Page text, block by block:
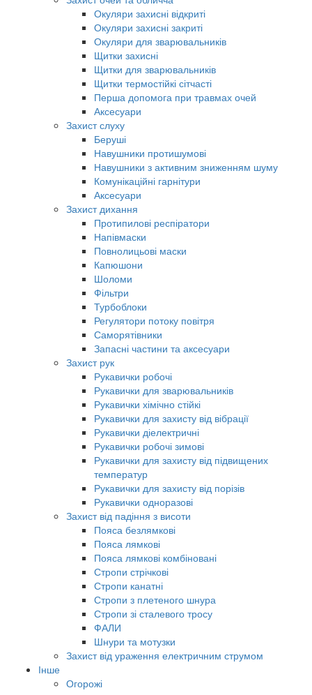
Окуляри захисні відкриті
Окуляри захисні закриті
Окуляри для зварювальників
Щитки захисні
Щитки для зварювальників
Щитки термостійкі сітчасті
Перша допомога при травмах очей
Аксесуари
Захист слуху
Беруші
Навушники протишумові
Навушники з активним зниженням шуму
Комунікаційні гарнітури
Аксесуари
Захист дихання
Протипилові респіратори
Напівмаски
Повнолицьові маски
Капюшони
Шоломи
Фільтри
Турбоблоки
Регулятори потоку повітря
Саморятівники
Запасні частини та аксесуари
Захист рук
Рукавички робочі
Рукавички для зварювальників
Рукавички хімічно стійкі
Рукавички для захисту від вібрації
Рукавички діелектричні
Рукавички робочі зимові
Рукавички для захисту від підвищених
температур
Рукавички для захисту від порізів
Рукавички одноразові
Захист від падіння з висоти
Пояса безлямкові
Пояса лямкові
Пояса лямкові комбіновані
Стропи стрічкові
Стропи канатні
Стропи з плетеного шнура
Стропи зі сталевого тросу
ФАЛИ
Шнури та мотузки
Захист від ураження електричним струмом
Інше
Огорожі